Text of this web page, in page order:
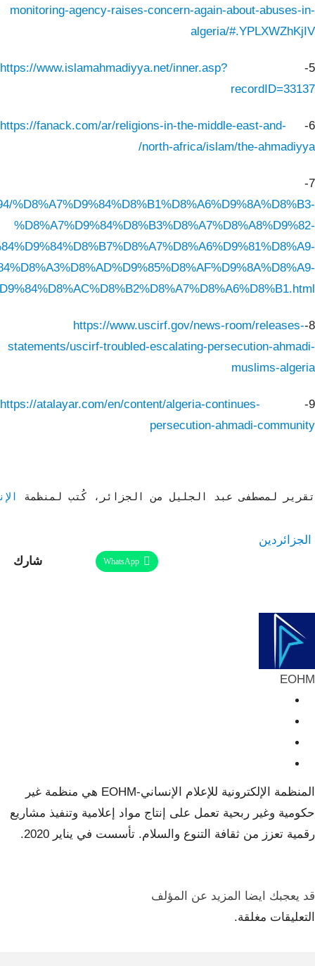
monitoring-agency-raises-concern-again-about-abuses-in-
algeria/#.YPLXWZhKjIV
5-
https://www.islamahmadiyya.net/inner.asp?
recordID=33137
6-
https://fanack.com/ar/religions-in-the-middle-east-and-
north-africa/islam/the-ahmadiyya/
7-
%D8%A7%D9%84%D8%B1%D8%A6%D9%8A%D8%B3-
%D8%A7%D9%84%D8%B3%D8%A7%D8%A8%D9%82-
8-
https://www.uscirf.gov/news-room/releases-
statements/uscirf-troubled-escalating-persecution-ahmadi-
muslims-algeria
9-
https://atalayar.com/en/content/algeria-continues-
persecution-ahmadi-community
تقرير لمصطفى عبد الجليل من الجزائر، كُتب لمنظمة
الجزائر دين
شارك
WhatsApp
EOHM
المنظمة الإلكترونية للإعلام الإنساني-EOHM هي منظمة غير
حكومية وغير ربحية تعمل على إنتاج مواد إعلامية وتنفيذ مشاريع
رقمية تعزز من ثقافة التنوع والسلام. تأسست في يناير 2020.
قد يعجبك ايضا
المزيد عن المؤلف
التعليقات مغلقة.